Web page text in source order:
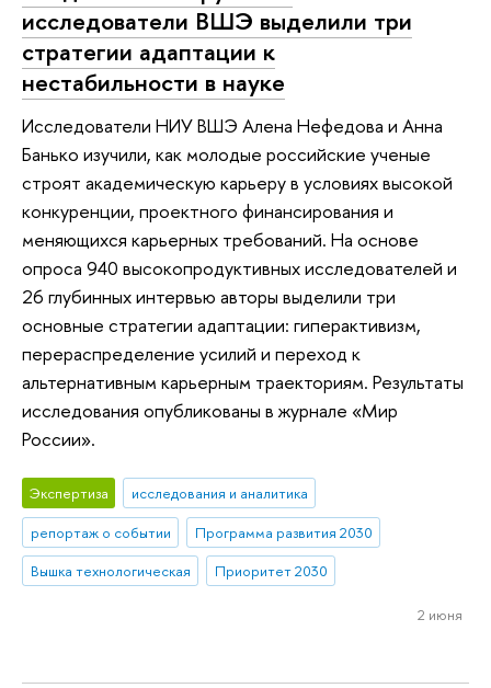
исследователи ВШЭ выделили три
стратегии адаптации к
нестабильности в науке
Исследователи НИУ ВШЭ Алена Нефедова и Анна
Банько изучили, как молодые российские ученые
строят академическую карьеру в условиях высокой
конкуренции, проектного финансирования и
меняющихся карьерных требований. На основе
опроса 940 высокопродуктивных исследователей и
26 глубинных интервью авторы выделили три
основные стратегии адаптации: гиперактивизм,
перераспределение усилий и переход к
альтернативным карьерным траекториям. Результаты
исследования опубликованы в журнале «Мир
России».
Экспертиза
исследования и аналитика
репортаж о событии
Программа развития 2030
Вышка технологическая
Приоритет 2030
2 июня